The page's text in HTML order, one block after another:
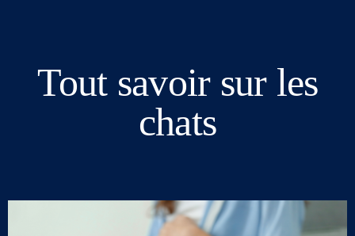
Tout savoir sur les
chats